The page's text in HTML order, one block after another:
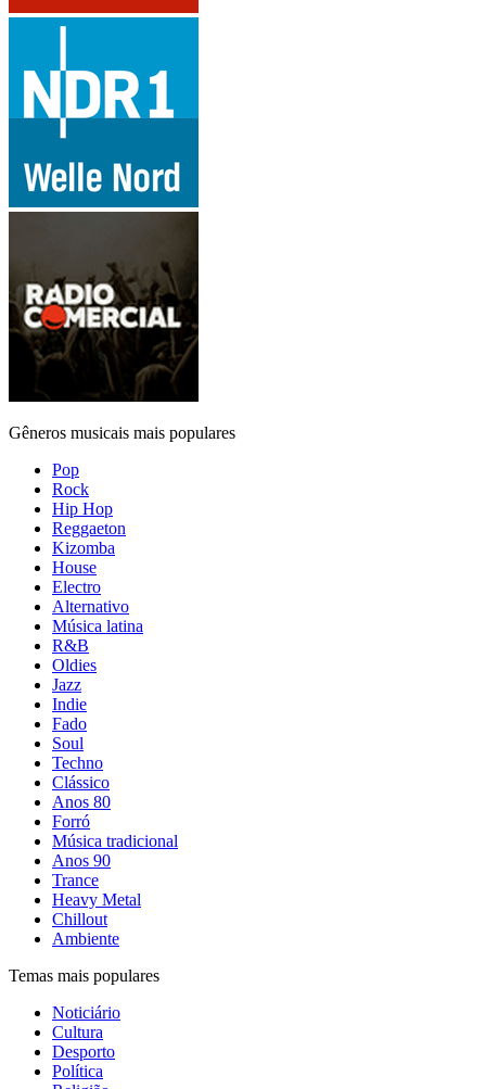
Gêneros musicais mais populares
Pop
Rock
Hip Hop
Reggaeton
Kizomba
House
Electro
Alternativo
Música latina
R&B
Oldies
Jazz
Indie
Fado
Soul
Techno
Clássico
Anos 80
Forró
Música tradicional
Anos 90
Trance
Heavy Metal
Chillout
Ambiente
Temas mais populares
Noticiário
Cultura
Desporto
Política